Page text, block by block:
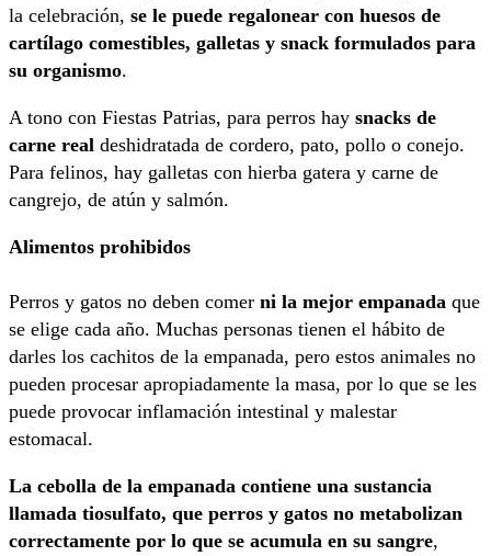
la celebración, se le puede regalonear con huesos de
cartílago comestibles, galletas y snack formulados para
su organismo.
A tono con Fiestas Patrias, para perros hay snacks de
carne real deshidratada de cordero, pato, pollo o conejo.
Para felinos, hay galletas con hierba gatera y carne de
cangrejo, de atún y salmón.
Alimentos prohibidos
Perros y gatos no deben comer ni la mejor empanada que
se elige cada año. Muchas personas tienen el hábito de
darles los cachitos de la empanada, pero estos animales no
pueden procesar apropiadamente la masa, por lo que se les
puede provocar inflamación intestinal y malestar
estomacal.
La cebolla de la empanada contiene una sustancia
llamada tiosulfato, que perros y gatos no metabolizan
correctamente por lo que se acumula en su sangre,